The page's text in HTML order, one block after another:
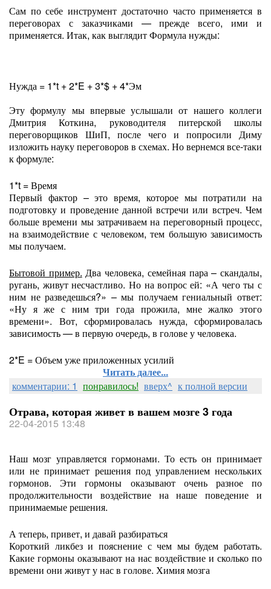
Сам по себе инструмент достаточно часто применяется в
переговорах с заказчиками — прежде всего, ими и
применяется. Итак, как выглядит Формула нужды:
Нужда = 1*t + 2*E + 3*$ + 4*Эм
Эту формулу мы впервые услышали от нашего коллеги
Дмитрия Коткина, руководителя питерской школы
переговорщиков ШиП, после чего и попросили Диму
изложить науку переговоров в схемах. Но вернемся все-таки
к формуле:
1*t = Время
Первый фактор – это время, которое мы потратили на
подготовку и проведение данной встречи или встреч. Чем
больше времени мы затрачиваем на переговорный процесс,
на взаимодействие с человеком, тем большую зависимость
мы получаем.
Бытовой пример. Два человека, семейная пара – скандалы,
ругань, живут несчастливо. Но на вопрос ей: «А чего ты с
ним не разведешься?» – мы получаем гениальный ответ:
«Ну я же с ним три года прожила, мне жалко этого
времени». Вот, сформировалась нужда, сформировалась
зависимость — в первую очередь, в голове у человека.
2*E = Объем уже приложенных усилий
Читать далее...
комментарии: 1 понравилось! вверх^ к полной версии
Отрава, которая живет в вашем мозге 3 года
22-04-2015 13:48
Наш мозг управляется гормонами. То есть он принимает
или не принимает решения под управлением нескольких
гормонов. Эти гормоны оказывают очень разное по
продолжительности воздействие на наше поведение и
принимаемые решения.
А теперь, привет, и давай разбираться
Короткий ликбез и пояснение с чем мы будем работать.
Какие гормоны оказывают на нас воздействие и сколько по
времени они живут у нас в голове. Химия мозга